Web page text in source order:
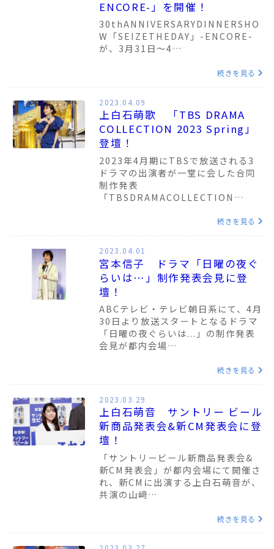
ENCORE-」を開催！
30thANNIVERSARYDINNERSHO
W「SEIZETHEDAY」-ENCORE-
が、3月31日～4…
続きを見る
2023.04.09
上白石萌歌 「TBS DRAMA
COLLECTION 2023 Spring」
登壇！
2023年4月期にTBSで放送される3
ドラマの出演者が一堂に会した合同
制作発表
「TBSDRAMACOLLECTION…
続きを見る
2023.04.01
宮本信子 ドラマ「日曜の夜ぐ
らいは…」制作発表会見に登
壇！
ABCテレビ・テレビ朝日系にて、4月
30日より放送スタートとなるドラマ
「日曜の夜ぐらいは...」の制作発表
会見が都内会場…
続きを見る
2023.03.29
上白石萌音 サントリー ビール
新商品発表会&新CM発表会に登
壇！
「サントリービール新商品発表会&
新CM発表会」が都内会場にて開催さ
れ、新CMに出演する上白石萌音が、
共演の山﨑…
続きを見る